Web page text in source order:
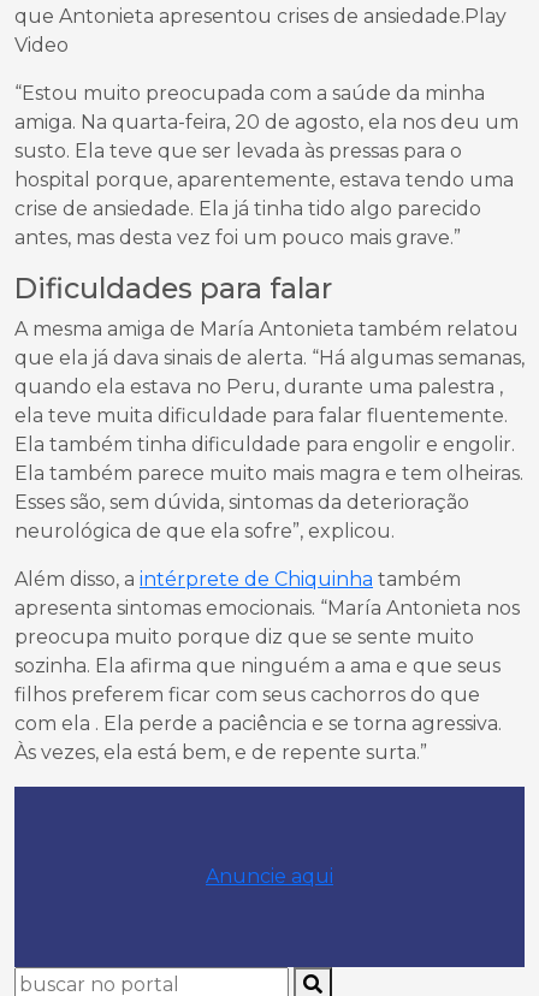
que Antonieta apresentou crises de ansiedade.Play
Video
“Estou muito preocupada com a saúde da minha
amiga. Na quarta-feira, 20 de agosto, ela nos deu um
susto. Ela teve que ser levada às pressas para o
hospital porque, aparentemente, estava tendo uma
crise de ansiedade. Ela já tinha tido algo parecido
antes, mas desta vez foi um pouco mais grave.”
Dificuldades para falar
A mesma amiga de María Antonieta também relatou
que ela já dava sinais de alerta. “Há algumas semanas,
quando ela estava no Peru, durante uma palestra ,
ela teve muita dificuldade para falar fluentemente.
Ela também tinha dificuldade para engolir e engolir.
Ela também parece muito mais magra e tem olheiras.
Esses são, sem dúvida, sintomas da deterioração
neurológica de que ela sofre”, explicou.
Além disso, a intérprete de Chiquinha também
apresenta sintomas emocionais. “María Antonieta nos
preocupa muito porque diz que se sente muito
sozinha. Ela afirma que ninguém a ama e que seus
filhos preferem ficar com seus cachorros do que
com ela . Ela perde a paciência e se torna agressiva.
Às vezes, ela está bem, e de repente surta.”
Anuncie aqui